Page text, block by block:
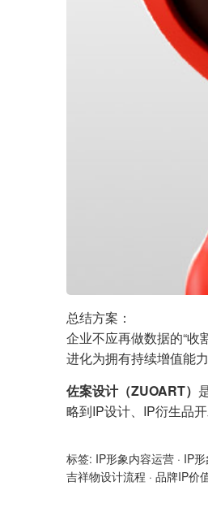
总结方案：
企业不应再做数据的“收
进化为拥有持续增值能力
佐案设计（ZUOART）
略到IP设计、IP衍生品
标签: IP形象内容运营 · IP
吉祥物设计流程 · 品牌IP价